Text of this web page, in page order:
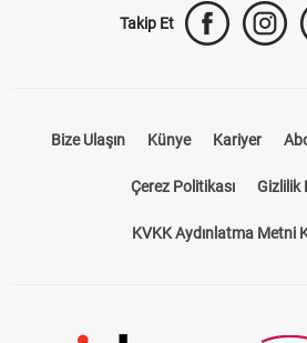
Takip Et
Bize Ulaşın Künye Kariyer
Çerez Politikası Gizlilik
KVKK Aydınlatma Metni